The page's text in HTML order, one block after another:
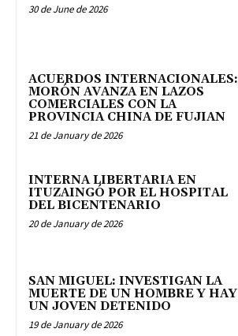
30 de June de 2026
ACUERDOS INTERNACIONALES:
MORÓN AVANZA EN LAZOS
COMERCIALES CON LA
PROVINCIA CHINA DE FUJIAN
21 de January de 2026
INTERNA LIBERTARIA EN
ITUZAINGÓ POR EL HOSPITAL
DEL BICENTENARIO
20 de January de 2026
SAN MIGUEL: INVESTIGAN LA
MUERTE DE UN HOMBRE Y HAY
UN JOVEN DETENIDO
19 de January de 2026